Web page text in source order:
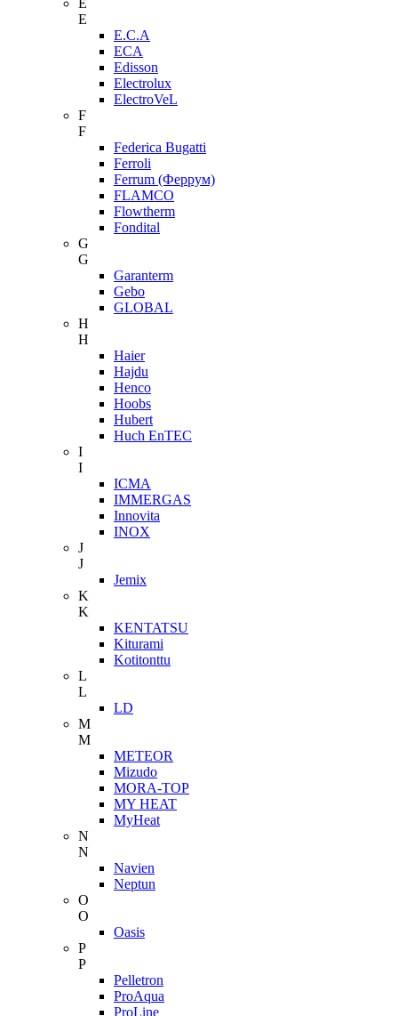
E
E
E.C.A
ECA
Edisson
Electrolux
ElectroVeL
F
F
Federica Bugatti
Ferroli
Ferrum (Феррум)
FLAMCO
Flowtherm
Fondital
G
G
Garanterm
Gebo
GLOBAL
H
H
Haier
Hajdu
Henco
Hoobs
Hubert
Huch EnTEC
I
I
ICMA
IMMERGAS
Innovita
INOX
J
J
Jemix
K
K
KENTATSU
Kiturami
Kotitonttu
L
L
LD
M
M
METEOR
Mizudo
MORA-TOP
MY HEAT
MyHeat
N
N
Navien
Neptun
O
O
Oasis
P
P
Pelletron
ProAqua
ProLine